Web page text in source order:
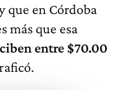
que en Córdoba
más que esa
entre $70.00